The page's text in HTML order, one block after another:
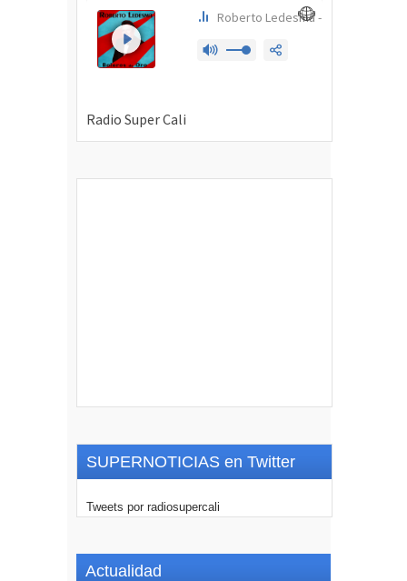
SUPERNOTICIAS en Twitter
Tweets por radiosupercali
Actualidad